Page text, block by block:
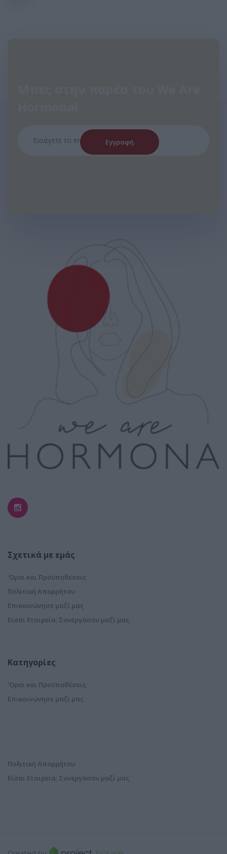
Εγγραφή
Σχετικά με εμάς
'Οροι και Προϋποθέσεις
Πολιτική Απορρήτου
Επικοινώνησε μαζί μας
Είσαι Εταιρεία; Συνεργάσου μαζί μας
Κατηγορίες
'Οροι και Προϋποθέσεις
Επικοινώνησε μαζί μας
Πολιτική Απορρήτου
Είσαι Εταιρεία; Συνεργάσου μαζί μας